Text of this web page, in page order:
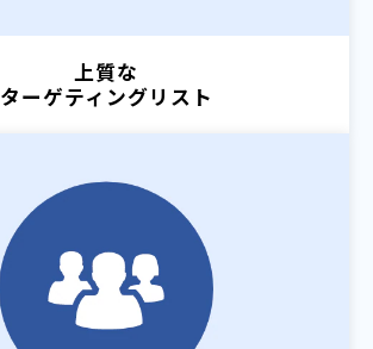
上質な
ターゲティングリスト